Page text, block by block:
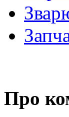
Про